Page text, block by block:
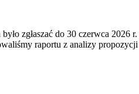
zgłaszać do 30 czerwca 2026
raportu z analizy propozycji